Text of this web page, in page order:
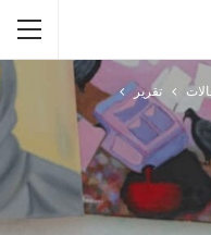
تقرير